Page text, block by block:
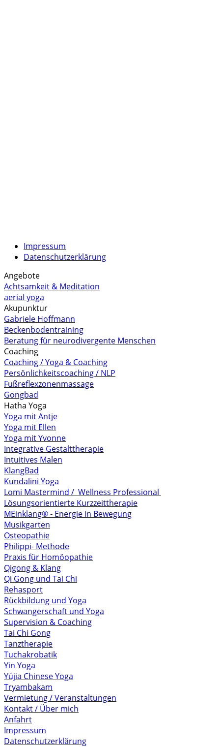
Impressum
Datenschutzerklärung
Angebote
Achtsamkeit & Meditation
aerial yoga
Akupunktur
Gabriele Hoffmann
Beckenbodentraining
Beratung für neurodivergente Menschen
Coaching
Coaching / Yoga & Coaching
Persönlichkeitscoaching / NLP
Fußreflexzonenmassage
Gongbad
Hatha Yoga
Yoga mit Antje
Yoga mit Ellen
Yoga mit Yvonne
Integrative Gestalttherapie
Intuitives Malen
KlangBad
Kundalini Yoga
Lomi Mastermind / Wellness Professional
Lösungsorientierte Kurzzeittherapie
MEinklang® - Energie in Bewegung
Musikgarten
Osteopathie
Philippi- Methode
Praxis für Homöopathie
Qigong & Klang
Qi Gong und Tai Chi
Rehasport
Rückbildung und Yoga
Schwangerschaft und Yoga
Supervision & Coaching
Tai Chi Gong
Tanztherapie
Tuchakrobatik
Yin Yoga
Yújia Chinese Yoga
Tryambakam
Vermietung / Veranstaltungen
Kontakt / Über mich
Anfahrt
Impressum
Datenschutzerklärung